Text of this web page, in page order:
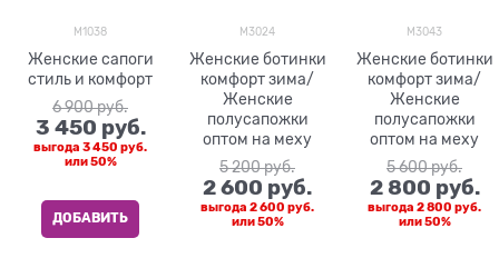
M1038
Женские сапоги
стиль и комфорт
6 900 руб.
3 450 руб.
выгода 3 450 руб.
или50%
ДОБАВИТЬ
M3024
Женские ботинки
комфорт зима/
Женские
полусапожки
оптом на меху
5 200 руб.
2 600 руб.
выгода 2 600 руб.
или50%
M3043
Женские ботинки
комфорт зима/
Женские
полусапожки
оптом на меху
5 600 руб.
2 800 руб.
выгода 2 800 руб.
или50%